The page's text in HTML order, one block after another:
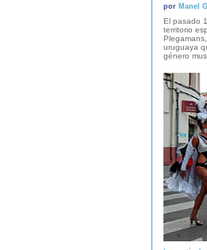
por Manel
El pasado
territorio
uruguaya
género